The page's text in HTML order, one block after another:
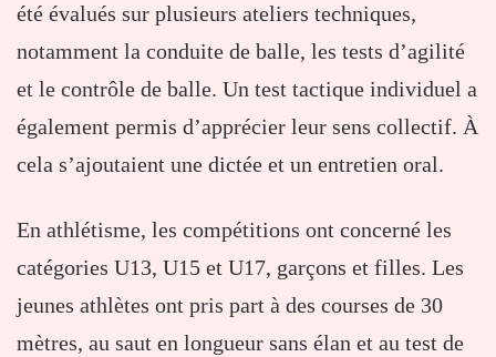
été évalués sur plusieurs ateliers techniques,
notamment la conduite de balle, les tests d’agilité
et le contrôle de balle. Un test tactique individuel a
également permis d’apprécier leur sens collectif. À
cela s’ajoutaient une dictée et un entretien oral.
En athlétisme, les compétitions ont concerné les
catégories U13, U15 et U17, garçons et filles. Les
jeunes athlètes ont pris part à des courses de 30
mètres, au saut en longueur sans élan et au test de